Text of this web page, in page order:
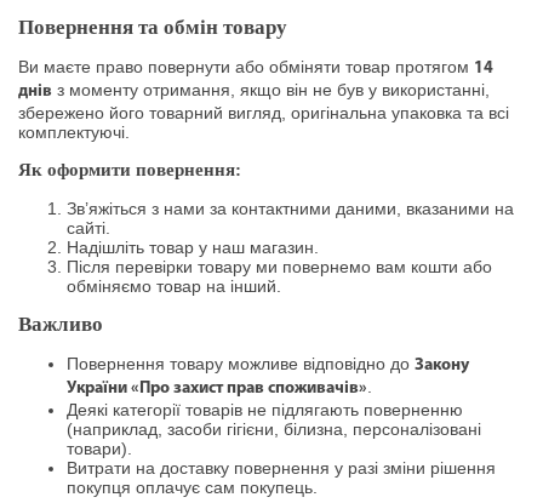
Повернення та обмін товару
Ви маєте право повернути або обміняти товар протягом 14
днів з моменту отримання, якщо він не був у використанні,
збережено його товарний вигляд, оригінальна упаковка та всі
комплектуючі.
Як оформити повернення:
Зв’яжіться з нами за контактними даними, вказаними на
сайті.
Надішліть товар у наш магазин.
Після перевірки товару ми повернемо вам кошти або
обміняємо товар на інший.
Важливо
Повернення товару можливе відповідно до Закону
України «Про захист прав споживачів».
Деякі категорії товарів не підлягають поверненню
(наприклад, засоби гігієни, білизна, персоналізовані
товари).
Витрати на доставку повернення у разі зміни рішення
покупця оплачує сам покупець.